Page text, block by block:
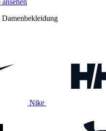
Damenbekleidung
Nike